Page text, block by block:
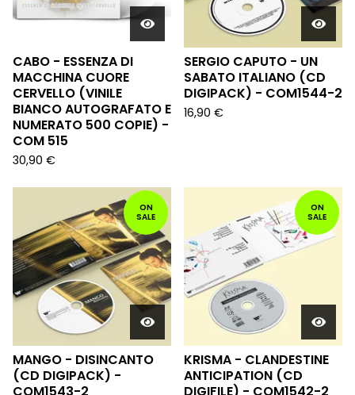
CABO - ESSENZA DI
MACCHINA CUORE
CERVELLO (VINILE
BIANCO AUTOGRAFATO E
NUMERATO 500 COPIE) -
COM 515
30,90 €
SERGIO CAPUTO - UN
SABATO ITALIANO (CD
DIGIPACK) - COM1544-2
16,90 €
ON
SALE
MANGO - DISINCANTO
(CD DIGIPACK) -
COM1543-2
ON
SALE
KRISMA - CLANDESTINE
ANTICIPATION (CD
DIGIFILE) - COM1542-2